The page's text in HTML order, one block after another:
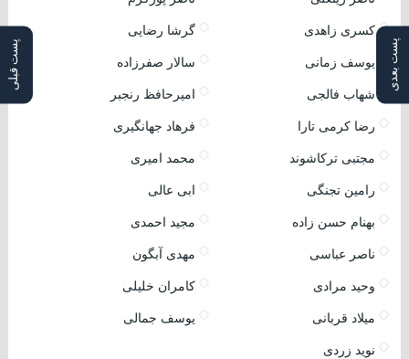
پست بعدی پست قبلی
کسری زاهدی گرشا رضایی
یوسف زمانی سالار صفرزاده
شهاب فالجی امیرحافظ رنجبر
رضا کرمی تارا فرهاد جهانگیری
مجتبی ترکاشوند محمد امیری
رامین تجنگی ابی عالی
بهنام حسن زاده مجید احمدی
ناصر عباسی مهدی آبگون
وحید مرادی کامران خلیلی
میلاد قربانی یوسف جمالی
نوید زردی